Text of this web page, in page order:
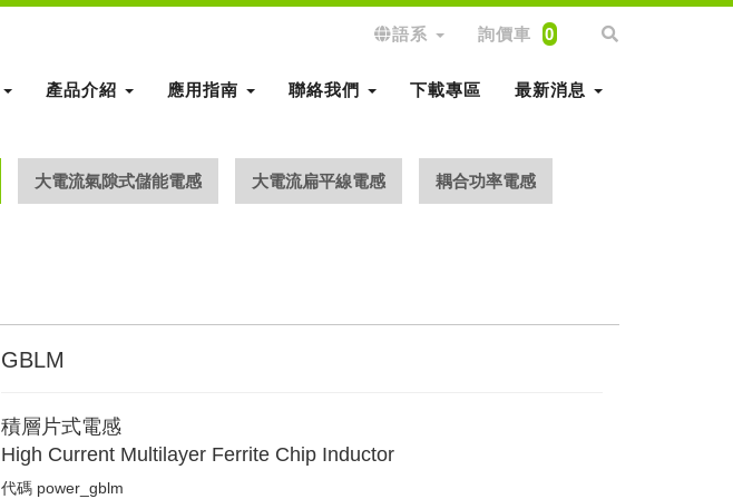
語系 詢價車 0
產品介紹 應用指南 聯絡我們 下載專區 最新消息
大電流氣隙式儲能電感 大電流扁平線電感 耦合功率電感
GBLM
積層片式電感
High Current Multilayer Ferrite Chip Inductor
代碼 power_gblm